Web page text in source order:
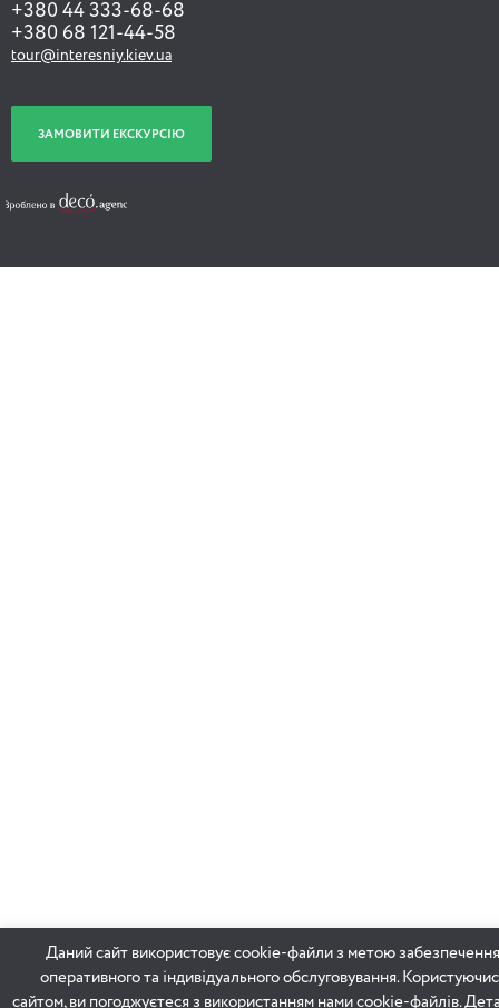
+380 44 333-68-68
+380 68 121-44-58
tour@interesniy.kiev.ua
ЗАМОВИТИ ЕКСКУРСІЮ
Даний сайт використовує cookie-файли з метою забезпечення
оперативного та індивідуального обслуговування.
сайтом, ви погоджуєтеся з використанням нами cookie-файлів.